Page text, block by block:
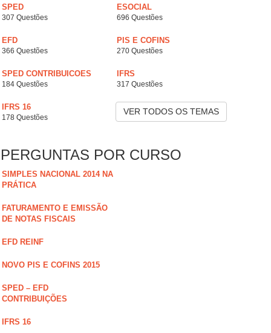
SPED
307 Questões
ESOCIAL
696 Questões
EFD
366 Questões
PIS E COFINS
270 Questões
SPED CONTRIBUICOES
184 Questões
IFRS
317 Questões
IFRS 16
178 Questões
VER TODOS OS TEMAS
PERGUNTAS POR CURSO
SIMPLES NACIONAL 2014 NA
PRÁTICA
FATURAMENTO E EMISSÃO
DE NOTAS FISCAIS
EFD REINF
NOVO PIS E COFINS 2015
SPED – EFD
CONTRIBUIÇÕES
IFRS 16